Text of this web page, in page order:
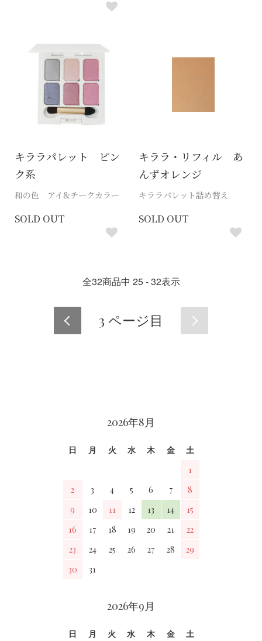
キララパレット ピン
ク系
和の色 アイ&チークカラー
SOLD OUT
キララ・リフィル あ
んずオレンジ
キララパレット詰め替え
SOLD OUT
全32商品中 25 - 32表示
3 ページ目
2026年8月
日 月 火 水 木 金
土
1
2
3 4 5 6 7
8
9
10 11 12 13 14
15
16
17 18 19 20 21
22
23
24 25 26 27 28
29
30
31
2026年9月
日 月 火 水 木 金
土